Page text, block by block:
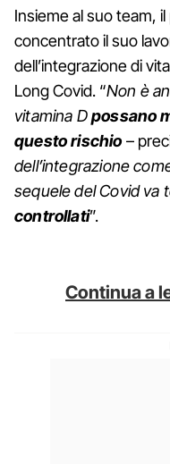
Insieme al suo team,
concentrato il suo
dell’integrazione di
Long Covid. “Non è
vitamina Dpossano
questo rischio –
dell’integrazione
sequele del Covid va
controllati”.
Continua a